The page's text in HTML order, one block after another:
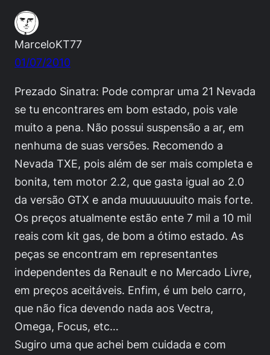
MarceloKT77
01/07/2010
Prezado Sinatra: Pode comprar uma 21 Nevada
se tu encontrares em bom estado, pois vale
muito a pena. Não possui suspensão a ar, em
nenhuma de suas versões. Recomendo a
Nevada TXE, pois além de ser mais completa e
bonita, tem motor 2.2, que gasta igual ao 2.0
da versão GTX e anda muuuuuuuito mais forte.
Os preços atualmente estão ente 7 mil a 10 mil
reais com kit gas, de bom a ótimo estado. As
peças se encontram em representantes
independentes da Renault e no Mercado Livre,
em preços aceitáveis. Enfim, é um belo carro,
que não fica devendo nada aos Vectra,
Omega, Focus, etc…
Sugiro uma que achei bem cuidada e com